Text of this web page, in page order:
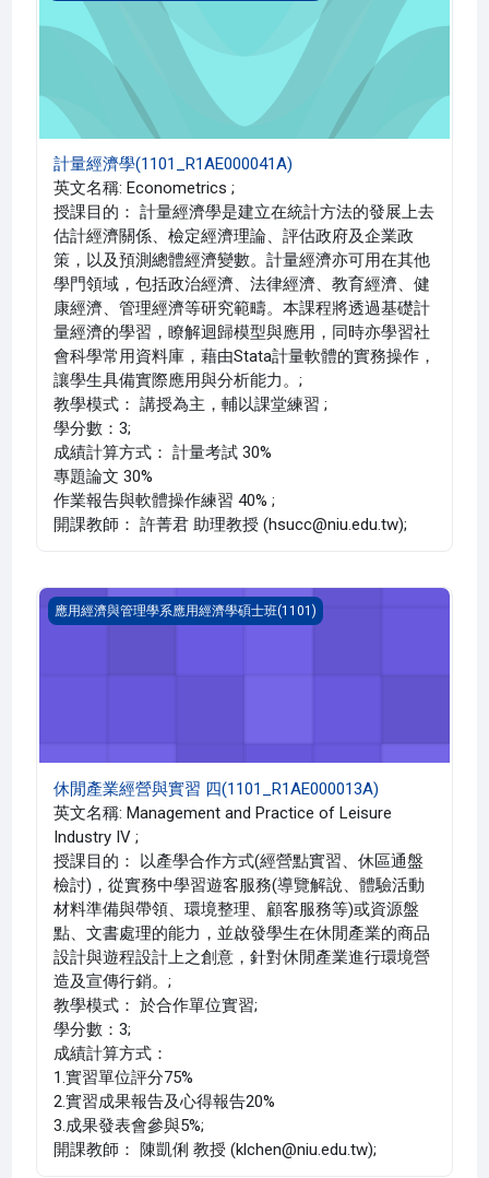
計量經濟學(1101_R1AE000041A)
英文名稱: Econometrics ;
授課目的： 計量經濟學是建立在統計方法的發展上去
估計經濟關係、檢定經濟理論、評估政府及企業政
策，以及預測總體經濟變數。計量經濟亦可用在其他
學門領域，包括政治經濟、法律經濟、教育經濟、健
康經濟、管理經濟等研究範疇。本課程將透過基礎計
量經濟的學習，瞭解迴歸模型與應用，同時亦學習社
會科學常用資料庫，藉由Stata計量軟體的實務操作，
讓學生具備實際應用與分析能力。;
教學模式： 講授為主，輔以課堂練習 ;
學分數：3;
成績計算方式： 計量考試 30%
專題論文 30%
作業報告與軟體操作練習 40% ;
開課教師： 許菁君 助理教授 (hsucc@niu.edu.tw);
休閒產業經營與實習 四(1101_R1AE000013A)
應用經濟與管理學系應用經濟學碩士班(1101)
休閒產業經營與實習 四(1101_R1AE000013A)
英文名稱: Management and Practice of Leisure
Industry IV ;
授課目的： 以產學合作方式(經營點實習、休區通盤
檢討)，從實務中學習遊客服務(導覽解說、體驗活動
材料準備與帶領、環境整理、顧客服務等)或資源盤
點、文書處理的能力，並啟發學生在休閒產業的商品
設計與遊程設計上之創意，針對休閒產業進行環境營
造及宣傳行銷。;
教學模式： 於合作單位實習;
學分數：3;
成績計算方式：
1.實習單位評分75%
2.實習成果報告及心得報告20%
3.成果發表會參與5%;
開課教師： 陳凱俐 教授 (klchen@niu.edu.tw);